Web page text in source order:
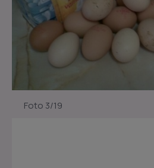
Foto 3/19